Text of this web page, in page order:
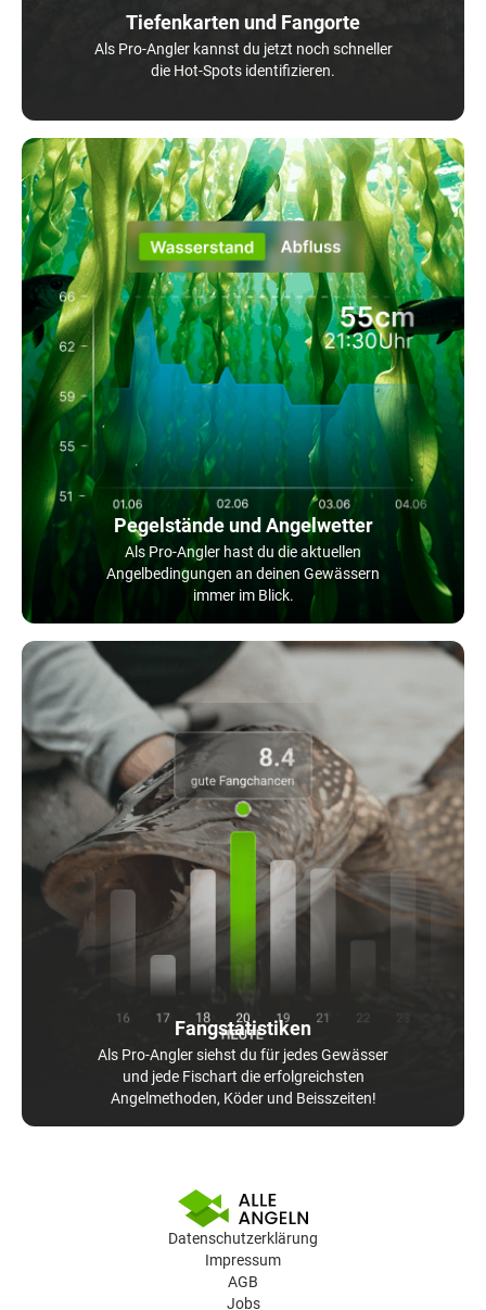
Tiefenkarten und Fangorte
Als Pro-Angler kannst du jetzt noch schneller
die Hot-Spots identifizieren.
Pegelstände und Angelwetter
Als Pro-Angler hast du die aktuellen
Angelbedingungen an deinen Gewässern
immer im Blick.
Fangstatistiken
Als Pro-Angler siehst du für jedes Gewässer
und jede Fischart die erfolgreichsten
Angelmethoden, Köder und Beisszeiten!
Datenschutzerklärung
Impressum
AGB
Jobs